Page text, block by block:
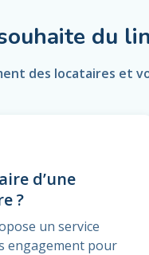
du
des locataires et
d’une
?
un service
engagement pour